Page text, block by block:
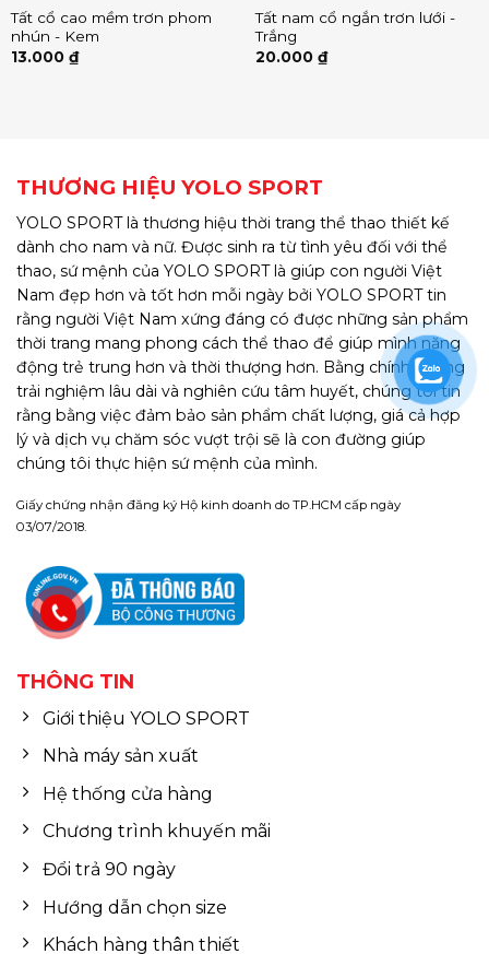
Tất cổ cao mềm trơn phom
nhún - Kem
13.000 ₫
Tất nam cổ ngắn trơn lưới -
Trắng
20.000 ₫
THƯƠNG HIỆU YOLO SPORT
YOLO SPORT là thương hiệu thời trang thể thao thiết kế
dành cho nam và nữ. Được sinh ra từ tình yêu đối với thể
thao, sứ mệnh của YOLO SPORT là giúp con người Việt
Nam đẹp hơn và tốt hơn mỗi ngày bởi YOLO SPORT tin
rằng người Việt Nam xứng đáng có được những sản phẩm
thời trang mang phong cách thể thao để giúp mình năng
động trẻ trung hơn và thời thượng hơn. Bằng chính những
trải nghiệm lâu dài và nghiên cứu tâm huyết, chúng tôi tin
rằng bằng việc đảm bảo sản phẩm chất lượng, giá cả hợp
lý và dịch vụ chăm sóc vượt trội sẽ là con đường giúp
chúng tôi thực hiện sứ mệnh của mình.
Giấy chứng nhận đăng ký Hộ kinh doanh do TP.HCM cấp ngày
03/07/2018.
THÔNG TIN
Giới thiệu YOLO SPORT
Nhà máy sản xuất
Hệ thống cửa hàng
Chương trình khuyến mãi
Đổi trả 90 ngày
Hướng dẫn chọn size
Khách hàng thân thiết